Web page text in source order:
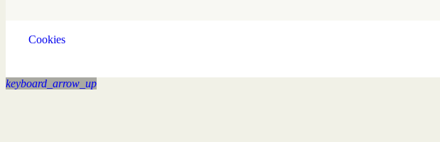
Cookies
keyboard_arrow_up